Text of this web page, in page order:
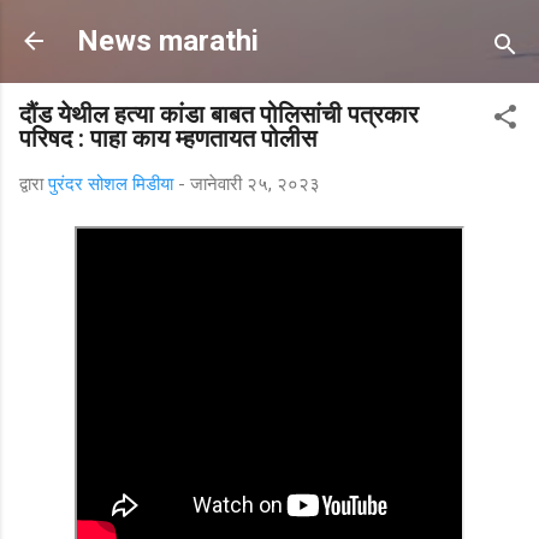
मुख्य सामग्रीवर वगळा
News marathi
दौंड येथील हत्या कांडा बाबत पोलिसांची पत्रकार
परिषद : पाहा काय म्हणतायत पोलीस
द्वारापुरंदर सोशल मिडीया - जानेवारी २५, २०२३